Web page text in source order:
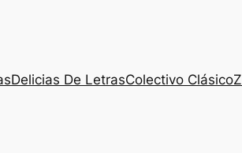
Delicias De LetrasColectivo ClásicoZ